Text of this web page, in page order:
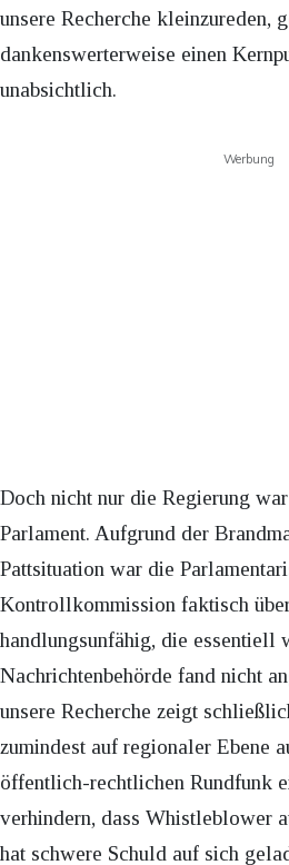
unsere Recherche kleinzureden,
dankenswerterweise einen
unabsichtlich.
Werbung
Doch nicht nur die Regierung
Parlament. Aufgrund der
Pattsituation war die
Kontrollkommission faktisch
handlungsunfähig, die
Nachrichtenbehörde fand nicht
unsere Recherche zeigt
zumindest auf regionaler Ebene
öffentlich-rechtlichen Rundfunk
verhindern, dass Whistleblower
hat schwere Schuld auf sich